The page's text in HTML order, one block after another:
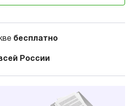
бесплатно
России